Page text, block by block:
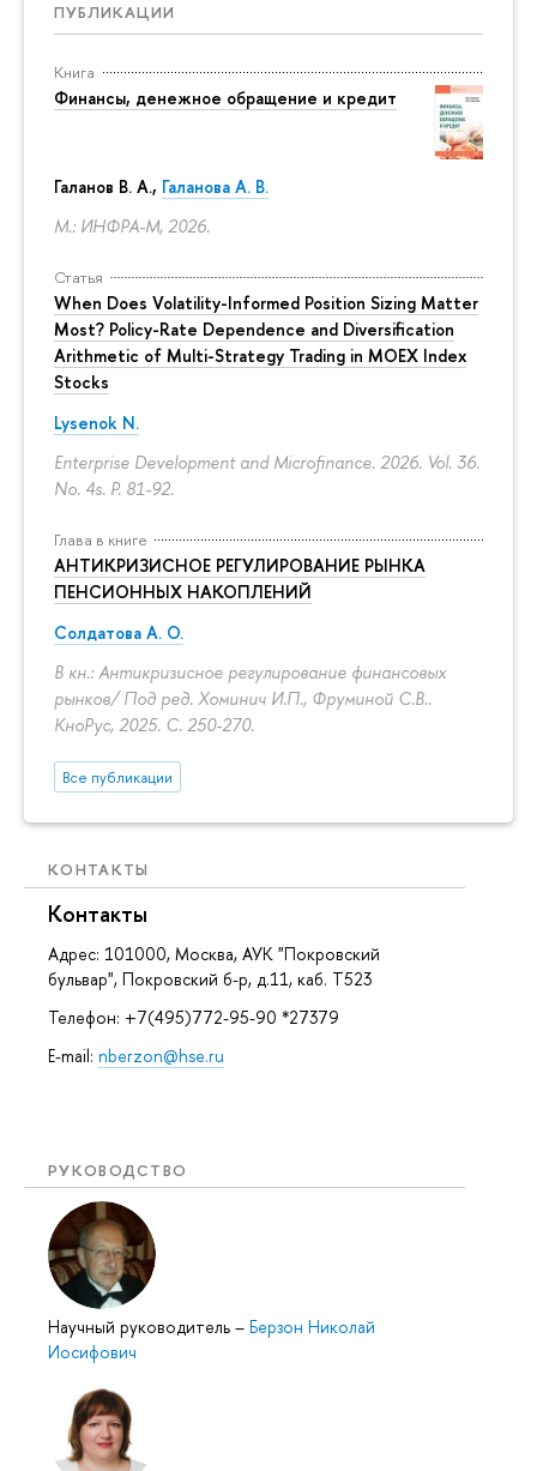
ПУБЛИКАЦИИ
Книга
Финансы, денежное обращение и кредит
Галанов В. А., Галанова А. В.
М.: ИНФРА-М, 2026.
Статья
When Does Volatility-Informed Position Sizing Matter
Most? Policy-Rate Dependence and Diversification
Arithmetic of Multi-Strategy Trading in MOEX Index
Stocks
Lysenok N.
Enterprise Development and Microfinance. 2026. Vol. 36.
No. 4s. P. 81-92.
Глава в книге
АНТИКРИЗИСНОЕ РЕГУЛИРОВАНИЕ РЫНКА
ПЕНСИОННЫХ НАКОПЛЕНИЙ
Солдатова А. О.
В кн.: Антикризисное регулирование финансовых
рынков/ Под ред. Хоминич И.П., Фруминой С.В..
КноРус, 2025. С. 250-270.
Все публикации
КОНТАКТЫ
Контакты
Адрес: 101000, Москва, АУК "Покровский
бульвар", Покровский б-р, д.11, каб. Т523
Телефон: +7(495)772-95-90 *27379
E-mail: nberzon@hse.ru
РУКОВОДСТВО
Научный руководитель – Берзон Николай
Иосифович